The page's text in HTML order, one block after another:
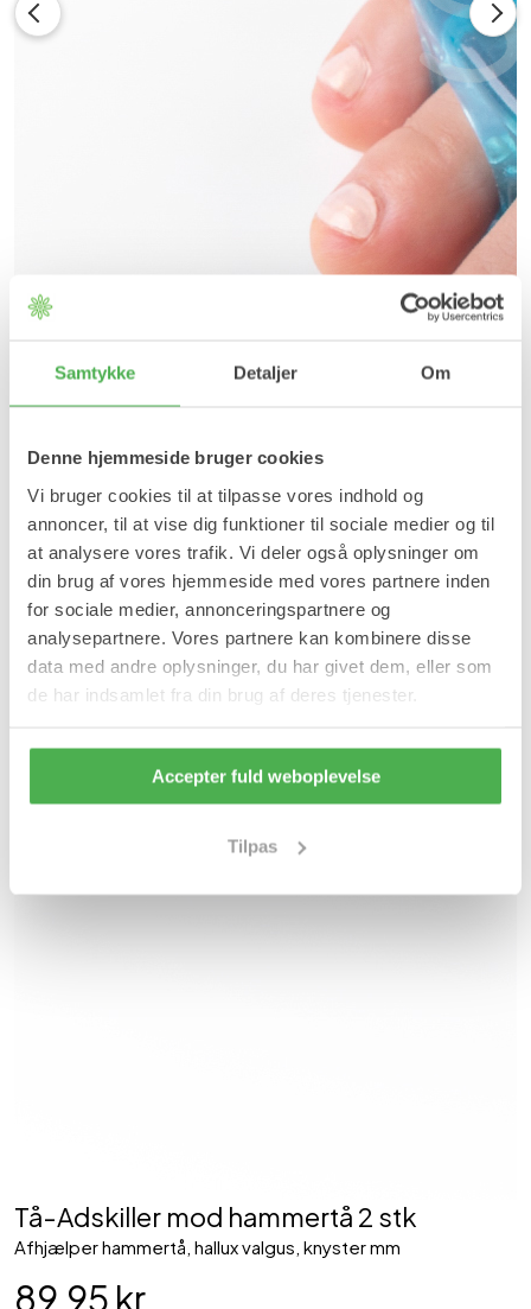
Samtykke Detaljer Om
Denne hjemmeside bruger cookies
Vi bruger cookies til at tilpasse vores indhold og
annoncer, til at vise dig funktioner til sociale medier og til
at analysere vores trafik. Vi deler også oplysninger om
din brug af vores hjemmeside med vores partnere inden
for sociale medier, annonceringspartnere og
analysepartnere. Vores partnere kan kombinere disse
data med andre oplysninger, du har givet dem, eller som
de har indsamlet fra din brug af deres tjenester.
Accepter fuld weboplevelse
Tilpas
Tå-Adskiller mod hammertå 2 stk
Afhjælper hammertå, hallux valgus, knyster mm
89,95 kr